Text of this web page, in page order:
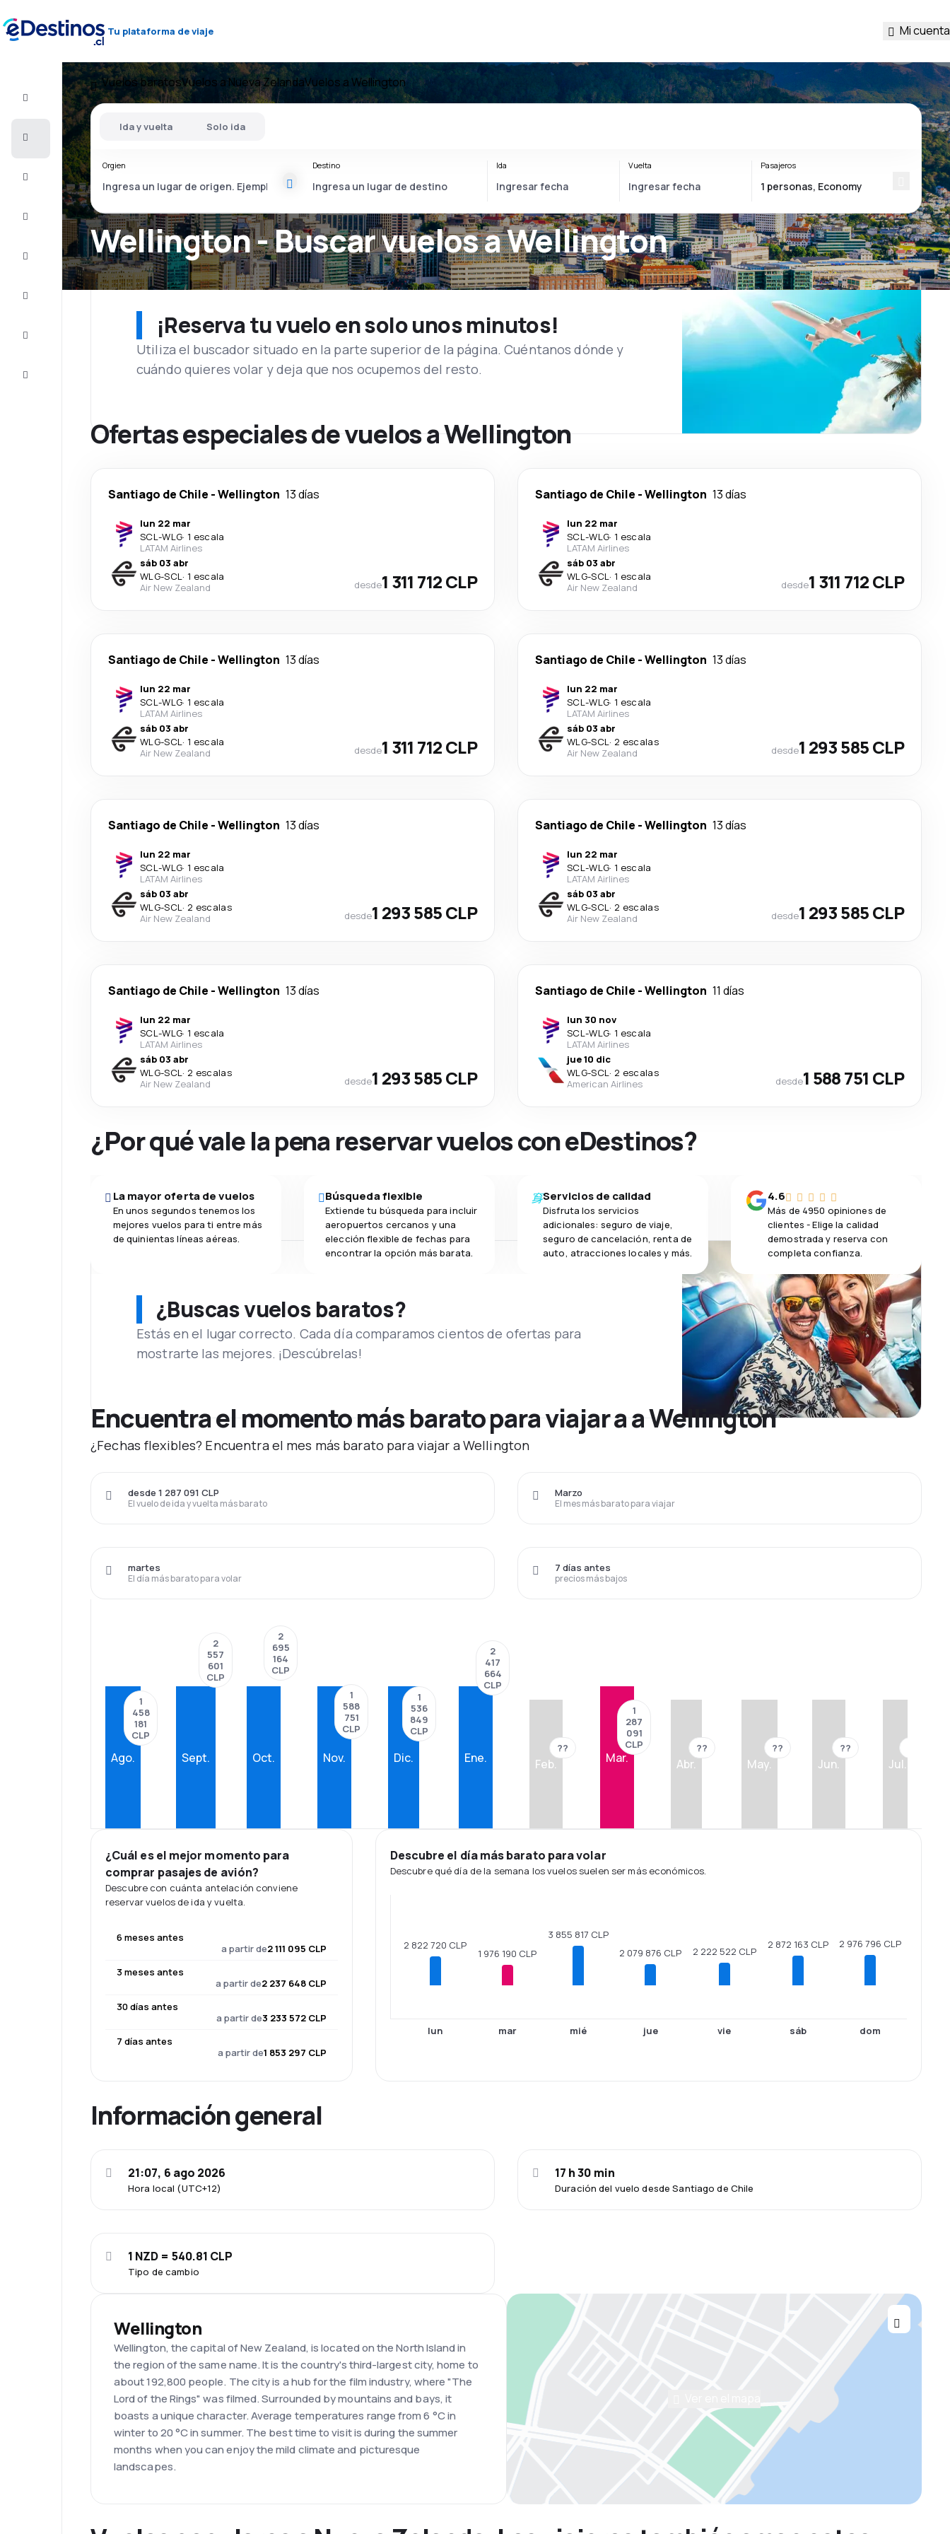
Tu plataforma de viaje Mi cuenta
Vuelo+Hotel
Alojamientos
Ofertas
Completa
Vuelos baratosVuelos a Nueva ZelandaVuelos a Wellington
Wellington - Buscar vuelos a Wellington
Ida y vuelta Solo ida
Orgien Destino Ida Vuelta Pasajeros
¡Reserva tu vuelo en solo unos minutos!
Utiliza el buscador situado en la parte superior de la página. Cuéntanos dónde y
cuándo quieres volar y deja que nos ocupemos del resto.
Ofertas especiales de vuelos a Wellington
Santiago de Chile -Wellington 13 días
lun 22 mar
SCL-WLG· 1 escala
LATAM Airlines
sáb 03 abr
WLG-SCL· 1 escala
Air New Zealand
desde1 311 712 CLP
Santiago de Chile -Wellington 13 días
lun 22 mar
SCL-WLG· 1 escala
LATAM Airlines
sáb 03 abr
WLG-SCL· 1 escala
Air New Zealand
desde1 311 712 CLP
Santiago de Chile -Wellington 13 días
lun 22 mar
SCL-WLG· 1 escala
LATAM Airlines
sáb 03 abr
WLG-SCL· 1 escala
Air New Zealand
desde1 311 712 CLP
Santiago de Chile -Wellington 13 días
lun 22 mar
SCL-WLG· 1 escala
LATAM Airlines
sáb 03 abr
WLG-SCL· 2 escalas
Air New Zealand
desde1 293 585 CLP
Santiago de Chile -Wellington 13 días
lun 22 mar
SCL-WLG· 1 escala
LATAM Airlines
sáb 03 abr
WLG-SCL· 2 escalas
Air New Zealand
desde1 293 585 CLP
Santiago de Chile -Wellington 13 días
lun 22 mar
SCL-WLG· 1 escala
LATAM Airlines
sáb 03 abr
WLG-SCL· 2 escalas
Air New Zealand
desde1 293 585 CLP
Santiago de Chile -Wellington 13 días
lun 22 mar
SCL-WLG· 1 escala
LATAM Airlines
sáb 03 abr
WLG-SCL· 2 escalas
Air New Zealand
desde1 293 585 CLP
Santiago de Chile -Wellington 11 días
lun 30 nov
SCL-WLG· 1 escala
LATAM Airlines
jue 10 dic
WLG-SCL· 2 escalas
American Airlines
desde1 588 751 CLP
¿Por qué vale la pena reservar vuelos con eDestinos?
La mayor oferta de vuelos
En unos segundos tenemos los
mejores vuelos para ti entre más
de quinientas líneas aéreas.
Búsqueda flexible
Extiende tu búsqueda para incluir
aeropuertos cercanos y una
elección flexible de fechas para
encontrar la opción más barata.
Servicios de calidad
Disfruta los servicios
adicionales: seguro de viaje,
seguro de cancelación, renta de
auto, atracciones locales y más.
4.6
Más de 4950 opiniones de
clientes - Elige la calidad
demostrada y reserva con
completa confianza.
¿Buscas vuelos baratos?
Estás en el lugar correcto. Cada día comparamos cientos de ofertas para
mostrarte las mejores. ¡Descúbrelas!
Encuentra el momento más barato para viajar a a Wellington
¿Fechas flexibles? Encuentra el mes más barato para viajar a Wellington
El vuelo de ida y vuelta más barato
desde 1 287 091 CLP
El mes más barato para viajar
Marzo
El día más barato para volar
martes
precios más bajos
7 días antes
Ago.
1
458
181
CLP
Sept.
2
557
601
CLP
Oct.
2
695
164
CLP
Nov.
1
588
751
CLP
Dic.
1
536
849
CLP
Ene.
2
417
664
CLP
Feb.
??
Mar.
1
287
091
CLP
Abr.
??
May.
??
Jun.
??
Jul.
¿Cuál es el mejor momento para
comprar pasajes de avión?
Descubre con cuánta antelación conviene
reservar vuelos de ida y vuelta.
6 meses antes
a partir de2 111 095 CLP
3 meses antes
a partir de2 237 648 CLP
30 días antes
a partir de3 233 572 CLP
7 días antes
a partir de1 853 297 CLP
Descubre el día más barato para volar
Descubre qué día de la semana los vuelos suelen ser más económicos.
2 822 720 CLP
lun
1 976 190 CLP
mar
3 855 817 CLP
mié
2 079 876 CLP
jue
2 222 522 CLP
vie
2 872 163 CLP
sáb
2 976 796 CLP
dom
Información general
Hora local (UTC+12)
21:07, 6 ago 2026
Duración del vuelo desde Santiago de Chile
17 h 30 min
Tipo de cambio
1 NZD = 540.81 CLP
Wellington
Wellington, the capital of New Zealand, is located on the North Island in
the region of the same name. It is the country's third-largest city, home to
about 192,800 people. The city is a hub for the film industry, where "The
Lord of the Rings" was filmed. Surrounded by mountains and bays, it
boasts a unique character. Average temperatures range from 6 °C in
winter to 20 °C in summer. The best time to visit is during the summer
months when you can enjoy the mild climate and picturesque
landscapes.